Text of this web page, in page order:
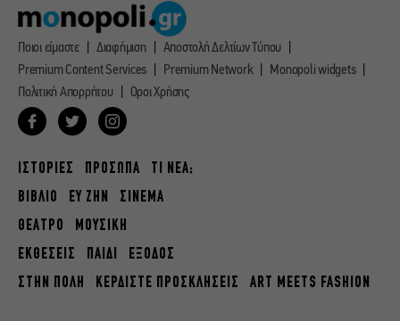
Ποιοι είμαστε Διαφήμιση
Αποστολή Δελτίων Τύπου
Premium Content Services
Premium Network
Monopoli widgets
Πολιτική Απορρήτου
Οροι Χρήσης
ΙΣΤΟΡΙΕΣ ΠΡΟΣΩΠΑ
ΤΙ ΝΕΑ;
ΒΙΒΛΙΟ
ΕΥ ΖΗΝ
ΣΙΝΕΜΑ
ΘΕΑΤΡΟ
ΜΟΥΣΙΚΗ
ΕΚΘΕΣΕΙΣ
ΠΑΙΔΙ
ΕΞΟΔΟΣ
ΣΤΗΝ ΠΟΛΗ
ΚΕΡΔΙΣΤΕ ΠΡΟΣΚΛΗΣΕΙΣ ART MEETS FASHION